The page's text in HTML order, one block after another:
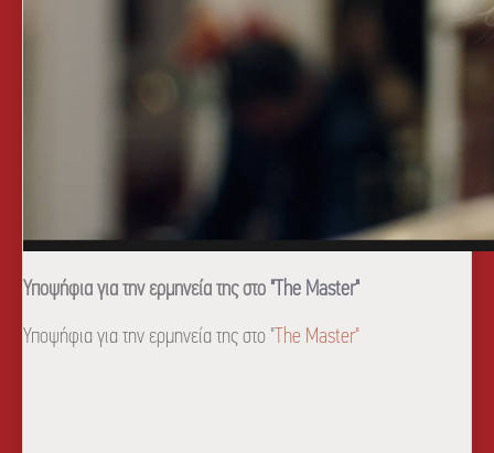
Υποψήφια για την ερμηνεία της στο "The Master"
Υποψήφια για την ερμηνεία της στο "The Master"